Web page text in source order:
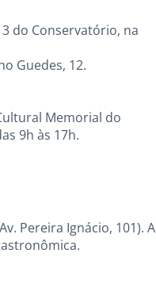
do Conservatório, na
Guedes, 12.
Memorial do
9h às 17h.
Pereira Ignácio, 101). A